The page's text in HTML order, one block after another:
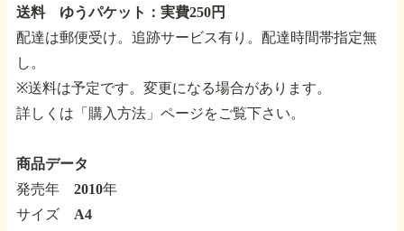
送料 ゆうパケット：実費250円
配達は郵便受け。追跡サービス有り。配達時間帯指定無
し。
※送料は予定です。変更になる場合があります。
詳しくは「購入方法」ページをご覧下さい。
商品データ
発売年 2010年
サイズ A4